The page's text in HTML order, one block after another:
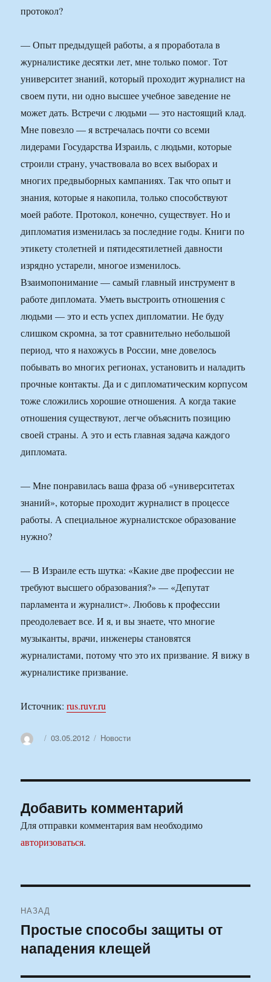
протокол?
— Опыт предыдущей работы, а я проработала в
журналистике десятки лет, мне только помог. Тот
университет знаний, который проходит журналист на
своем пути, ни одно высшее учебное заведение не
может дать. Встречи с людьми — это настоящий клад.
Мне повезло — я встречалась почти со всеми
лидерами Государства Израиль, с людьми, которые
строили страну, участвовала во всех выборах и
многих предвыборных кампаниях. Так что опыт и
знания, которые я накопила, только способствуют
моей работе. Протокол, конечно, существует. Но и
дипломатия изменилась за последние годы. Книги по
этикету столетней и пятидесятилетней давности
изрядно устарели, многое изменилось.
Взаимопонимание — самый главный инструмент в
работе дипломата. Уметь выстроить отношения с
людьми — это и есть успех дипломатии. Не буду
слишком скромна, за тот сравнительно небольшой
период, что я нахожусь в России, мне довелось
побывать во многих регионах, установить и наладить
прочные контакты. Да и с дипломатическим корпусом
тоже сложились хорошие отношения. А когда такие
отношения существуют, легче объяснить позицию
своей страны. А это и есть главная задача каждого
дипломата.
— Мне понравилась ваша фраза об «университетах
знаний», которые проходит журналист в процессе
работы. А специальное журналистское образование
нужно?
— В Израиле есть шутка: «Какие две профессии не
требуют высшего образования?» — «Депутат
парламента и журналист». Любовь к профессии
преодолевает все. И я, и вы знаете, что многие
музыканты, врачи, инженеры становятся
журналистами, потому что это их призвание. Я вижу в
журналистике призвание.
Источник:rus.ruvr.ru
АвторОпубликовано
03.05.2012 Рубрики
Новости
Добавить комментарий
Для отправки комментария вам необходимо
авторизоваться.
по
записям
НАЗАД
Предыдущая
запись:
Простые способы защиты от
нападения клещей